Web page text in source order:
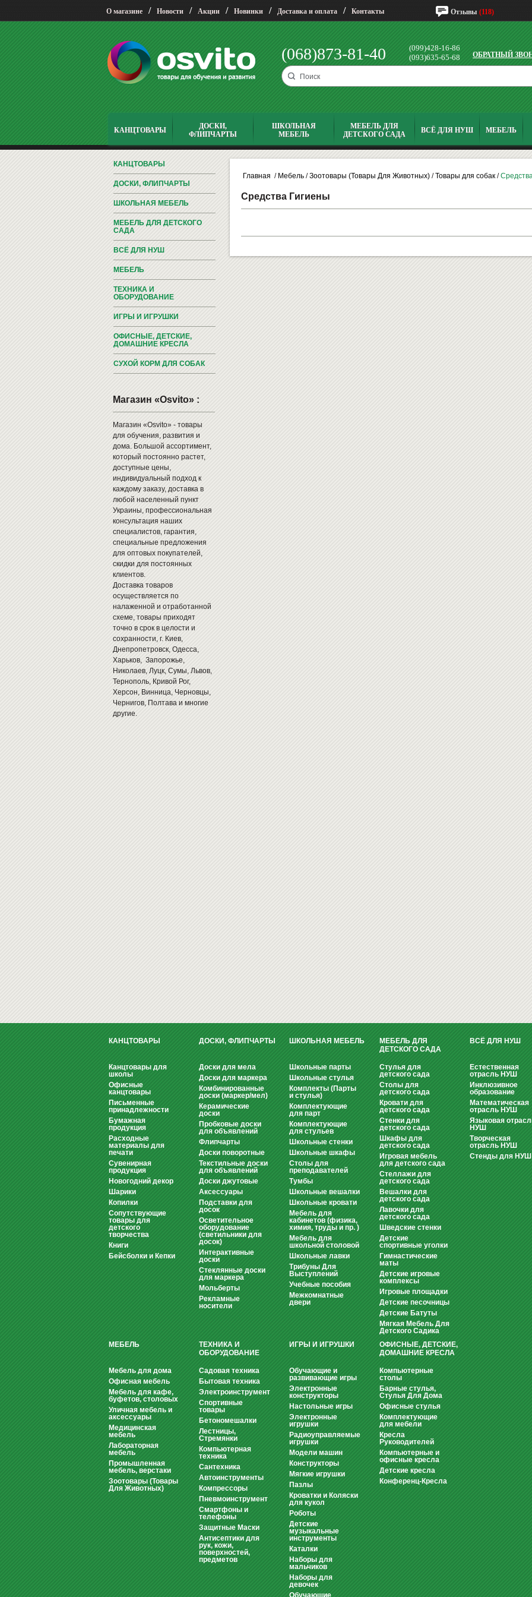
О магазине / Новости / Акции / Новинки / Доставка и оплата / Контакты Отзывы (118)
(068)873-81-40
(099)428-16-86
(093)635-65-68
ОБРАТНЫЙ
КАНЦТОВАРЫ
ДОСКИ,
ФЛИПЧАРТЫ
ШКОЛЬНАЯ
МЕБЕЛЬ
МЕБЕЛЬ ДЛЯ
ДЕТСКОГО САДА
ВСЁ ДЛЯ НУШ МЕБЕЛЬ
КАНЦТОВАРЫ
ДОСКИ, ФЛИПЧАРТЫ
ШКОЛЬНАЯ МЕБЕЛЬ
МЕБЕЛЬ ДЛЯ ДЕТСКОГО
САДА
ВСЁ ДЛЯ НУШ
МЕБЕЛЬ
ТЕХНИКА И
ОБОРУДОВАНИЕ
ИГРЫ И ИГРУШКИ
ОФИСНЫЕ, ДЕТСКИЕ,
ДОМАШНИЕ КРЕСЛА
СУХОЙ КОРМ ДЛЯ СОБАК
Магазин «Osvito» :
Магазин «Osvito» - товары
для обучения, развития и
дома. Большой ассортимент,
который постоянно растет,
доступные цены,
индивидуальный подход к
каждому заказу, доставка в
любой населенный пункт
Украины, профессиональная
консультация наших
специалистов, гарантия,
специальные предложения
для оптовых покупателей,
скидки для постоянных
клиентов.
Доставка товаров
осуществляется по
налаженной и отработанной
схеме, товары приходят
точно в срок в целости и
сохранности, г. Киев,
Днепропетровск, Одесса,
Харьков, Запорожье,
Николаев, Луцк, Сумы, Львов,
Тернополь, Кривой Рог,
Херсон, Винница, Черновцы,
Чернигов, Полтава и многие
другие.
Главная / Мебель /Зоотовары (Товары Для Животных) /Товары для собак /
Средства Гигиены
КАНЦТОВАРЫ
Канцтовары для
школы
Офисные
канцтовары
Письменные
принадлежности
Бумажная
продукция
Расходные
материалы для
печати
Сувенирная
продукция
Новогодний декор
Шарики
Копилки
Сопутствующие
товары для
детского
творчества
Книги
Бейсболки и Кепки
ДОСКИ, ФЛИПЧАРТЫ
Доски для мела
Доски для маркера
Комбинированные
доски (маркер/мел)
Керамические
доски
Пробковые доски
для объявлений
Флипчарты
Доски поворотные
Текстильные доски
для объявлений
Доски джутовые
Аксессуары
Подставки для
досок
Осветительное
оборудование
(светильники для
досок)
Интерактивные
доски
Стеклянные доски
для маркера
Мольберты
Рекламные
носители
ШКОЛЬНАЯ МЕБЕЛЬ
Школьные парты
Школьные стулья
Комплекты (Парты
и стулья)
Комплектующие
для парт
Комплектующие
для стульев
Школьные стенки
Школьные шкафы
Столы для
преподавателей
Тумбы
Школьные вешалки
Школьные кровати
Мебель для
кабинетов (физика,
химия, труды и пр. )
Мебель для
школьной столовой
Школьные лавки
Трибуны Для
Выступлений
Учебные пособия
Межкомнатные
двери
МЕБЕЛЬ ДЛЯ
ДЕТСКОГО САДА
Стулья для
детского сада
Столы для
детского сада
Кровати для
детского сада
Стенки для
детского сада
Шкафы для
детского сада
Игровая мебель
для детского сада
Стеллажи для
детского сада
Вешалки для
детского сада
Лавочки для
детского сада
Шведские стенки
Детские
спортивные уголки
Гимнастические
маты
Детские игровые
комплексы
Игровые площадки
Детские песочницы
Детские Батуты
Мягкая Мебель Для
Детского Садика
ВСЁ ДЛЯ НУШ
Естественная
отрасль НУШ
Инклюзивное
образование
Математическая
отрасль НУШ
Языковая
НУШ
Творческая
отрасль НУШ
Стенды для НУШ
МЕБЕЛЬ
Мебель для дома
Офисная мебель
Мебель для кафе,
буфетов, столовых
Уличная мебель и
аксессуары
Медицинская
мебель
Лабораторная
мебель
Промышленная
мебель, верстаки
Зоотовары (Товары
Для Животных)
ТЕХНИКА И
ОБОРУДОВАНИЕ
Садовая техника
Бытовая техника
Электроинструмент
Спортивные
товары
Бетономешалки
Лестницы,
Стремянки
Компьютерная
техника
Сантехника
Автоинструменты
Компрессоры
Пневмоинструмент
Смартфоны и
телефоны
Защитные Маски
Антисептики для
рук, кожи,
поверхностей,
предметов
ИГРЫ И ИГРУШКИ
Обучающие и
развивающие игры
Электронные
конструкторы
Настольные игры
Электронные
игрушки
Радиоуправляемые
игрушки
Модели машин
Конструкторы
Мягкие игрушки
Пазлы
Кроватки и Коляски
для кукол
Роботы
Детские
музыкальные
инструменты
Каталки
Наборы для
мальчиков
Наборы для
девочек
Обучающие
ОФИСНЫЕ, ДЕТСКИЕ,
ДОМАШНИЕ КРЕСЛА
Компьютерные
столы
Барные стулья,
Стулья Для Дома
Офисные стулья
Комплектующие
для мебели
Кресла
Руководителей
Компьютерные и
офисные кресла
Детские кресла
Конференц-Кресла